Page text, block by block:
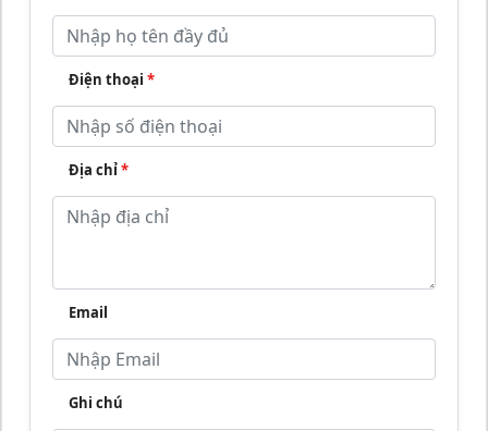
Điện thoại *
Địa chỉ*
Email
Ghi chú